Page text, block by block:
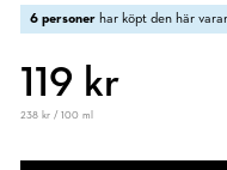
6 personer har köpt den här
119 kr
238 kr / 100 ml